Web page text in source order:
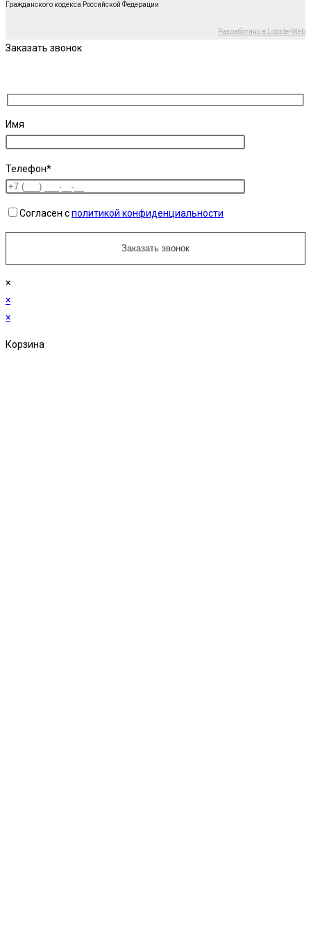
Гражданского кодекса Российской Федерации
Разработано в LobsterWeb
Заказать звонок
Имя
Телефон*
Согласен сполитикой конфиденциальности
×
×
×
Корзина